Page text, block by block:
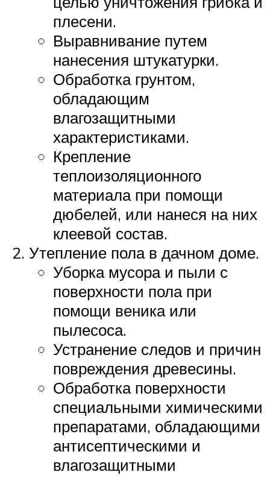
плесени.
Выравнивание путем
нанесения штукатурки.
Обработка грунтом,
обладающим
влагозащитными
характеристиками.
Крепление
теплоизоляционного
материала при помощи
дюбелей, или нанеся на них
клеевой состав.
Утепление пола в дачном доме.
Уборка мусора и пыли с
поверхности пола при
помощи веника или
пылесоса.
Устранение следов и причин
повреждения древесины.
Обработка поверхности
специальными химическими
препаратами, обладающими
антисептическими и
влагозащитными